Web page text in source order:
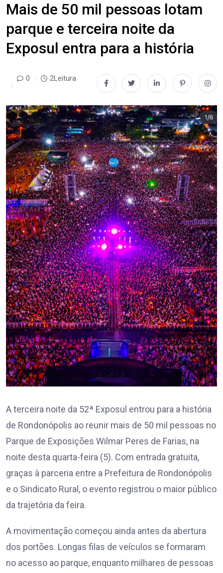
Mais de 50 mil pessoas lotam
parque e terceira noite da
Exposul entra para a história
0 2Leitura
A terceira noite da 52ª Exposul entrou para a história
de Rondonópolis ao reunir mais de 50 mil pessoas no
Parque de Exposições Wilmar Peres de Farias, na
noite desta quarta-feira (5). Com entrada gratuita,
graças à parceria entre a Prefeitura de Rondonópolis
e o Sindicato Rural, o evento registrou o maior público
da trajetória da feira.
A movimentação começou ainda antes da abertura
dos portões. Longas filas de veículos se formaram
no acesso ao parque, enquanto milhares de pessoas